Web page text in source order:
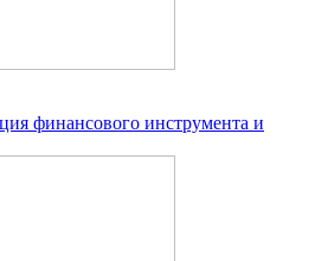
финансового инструмента и